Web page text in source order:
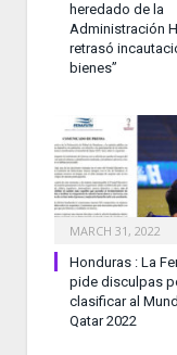
heredado de la
Administración
retrasó
bienes”
MARCH 31, 2022
Honduras : La
pide disculpas
clasificar al
Qatar 2022